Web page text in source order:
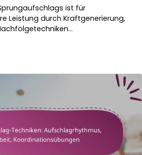
ist für
Leistung durch Kraftgenerierung,